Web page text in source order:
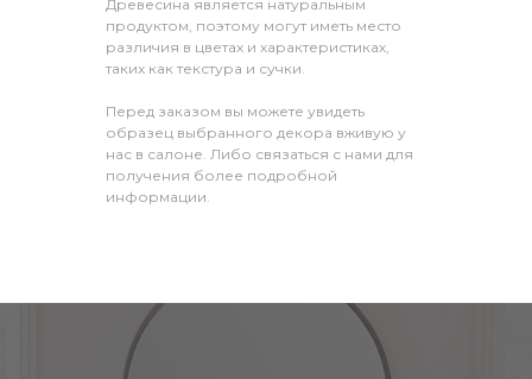
Древесина является натуральным
продуктом, поэтому могут иметь место
различия в цветах и характеристиках,
таких как текстура и сучки.
Перед заказом вы можете увидеть
образец выбранного декора вживую у
нас в салоне. Либо связаться с нами для
получения более подробной
информации.